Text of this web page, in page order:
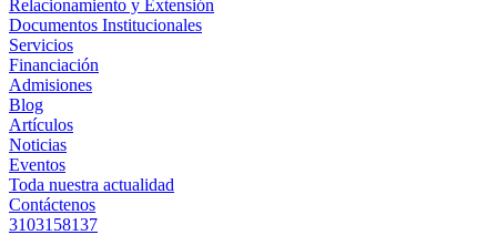
Relacionamiento y Extensión
Documentos Institucionales
Servicios
Financiación
Admisiones
Blog
Artículos
Noticias
Eventos
Toda nuestra actualidad
Contáctenos
3103158137